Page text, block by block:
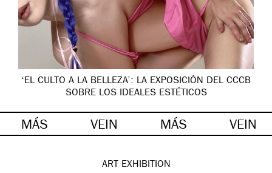
‘EL CULTO A LA BELLEZA’: LA EXPOSICIÓN DEL CCCB
SOBRE LOS IDEALES ESTÉTICOS
MÁS VEIN MÁS VEIN
ART EXHIBITION